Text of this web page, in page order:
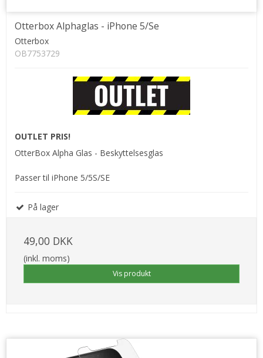
Otterbox Alphaglas - iPhone 5/Se
Otterbox
OB7753729
OUTLET PRIS!
OtterBox Alpha Glas - Beskyttelsesglas
Passer til iPhone 5/5S/SE
På lager
49,00 DKK
(inkl. moms)
Vis produkt